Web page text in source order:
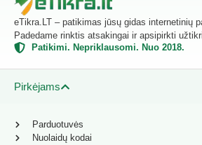
eTikra.LT – patikimas jūsų gidas internetinių
Padedame rinktis atsakingai ir apsipirkti
Patikimi. Nepriklausomi. Nuo 2018.
Pirkėjams
Parduotuvės
Nuolaidų kodai